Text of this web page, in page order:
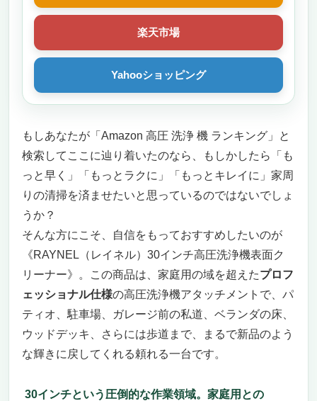
楽天市場
Yahooショッピング
もしあなたが「Amazon 高圧 洗浄 機 ランキング」と
検索してここに辿り着いたのなら、もしかしたら「も
っと早く」「もっとラクに」「もっとキレイに」家周
りの清掃を済ませたいと思っているのではないでしょ
うか？
そんな方にこそ、自信をもっておすすめしたいのが
《RAYNEL（レイネル）30インチ高圧洗浄機表面ク
リーナー》。この商品は、家庭用の域を超えたプロフ
ェッショナル仕様の高圧洗浄機アタッチメントで、パ
ティオ、駐車場、ガレージ前の私道、ベランダの床、
ウッドデッキ、さらには歩道まで、まるで新品のよう
な輝きに戻してくれる頼れる一台です。
30インチという圧倒的な作業領域。家庭用との